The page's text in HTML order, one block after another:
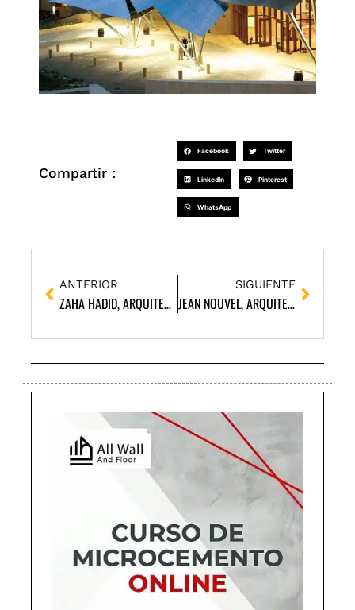
Compartir :
Facebook Twitter
LinkedIn Pinterest
WhatsApp
Ant
ANTERIOR
ZAHA HADID, ARQUITECTA
SIGUIENTE
JEAN NOUVEL, ARQUITECTO